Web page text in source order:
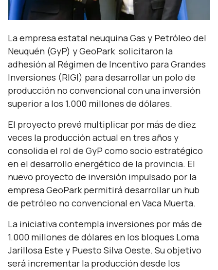
La empresa estatal neuquina Gas y Petróleo del
Neuquén (GyP) y GeoPark solicitaron la
adhesión al Régimen de Incentivo para Grandes
Inversiones (RIGI) para desarrollar un polo de
producción no convencional con una inversión
superior a los 1.000 millones de dólares.
El proyecto prevé multiplicar por más de diez
veces la producción actual en tres años y
consolida el rol de GyP como socio estratégico
en el desarrollo energético de la provincia. El
nuevo proyecto de inversión impulsado por la
empresa GeoPark permitirá desarrollar un hub
de petróleo no convencional en Vaca Muerta.
La iniciativa contempla inversiones por más de
1.000 millones de dólares en los bloques Loma
Jarillosa Este y Puesto Silva Oeste. Su objetivo
será incrementar la producción desde los